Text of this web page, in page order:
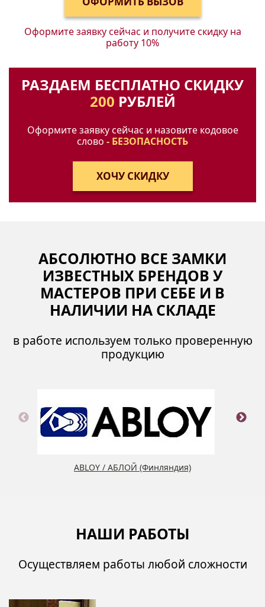
Оформите заявку сейчас и получитескидку на
работу 10%
РАЗДАЕМ БЕСПЛАТНО СКИДКУ
200 РУБЛЕЙ
Оформите заявку сейчас и назовите кодовое
слово - БЕЗОПАСНОСТЬ
АБСОЛЮТНО ВСЕ ЗАМКИ
ИЗВЕСТНЫХ БРЕНДОВ У
МАСТЕРОВ ПРИ СЕБЕ И В
НАЛИЧИИ НА СКЛАДЕ
в работе используем только проверенную
продукцию
ABLOY / АБЛОЙ (Финляндия)
НАШИ РАБОТЫ
Осуществляем работы любой сложности